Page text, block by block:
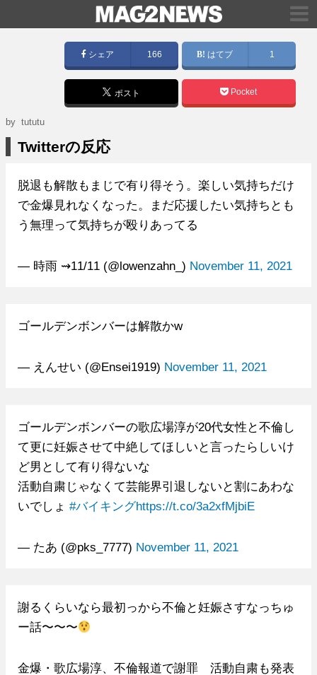
シェア 166 はてブ 1
ポスト Pocket
by tututu
Twitterの反応
脱退も解散もまじで有り得そう。楽しい気持ちだけ
で金爆見れなくなった。まだ応援したい気持ちとも
う無理って気持ちが殴りあってる
— 時雨︎ ⇝11/11 (@lowenzahn_) November 11, 2021
ゴールデンボンバーは解散かw
— えんせい (@Ensei1919) November 11, 2021
ゴールデンボンバーの歌広場淳が20代女性と不倫し
て更に妊娠させて中絶してほしいと言ったらしいけ
ど男として有り得ないな
活動自粛じゃなくて芸能界引退しないと割にあわな
いでしょ #バイキングhttps://t.co/3a2xfMjbiE
— たあ (@pks_7777) November 11, 2021
謝るくらいなら最初っから不倫と妊娠さすなっちゅ
ー話〜〜〜
金爆・歌広場淳、不倫報道で謝罪 活動自粛も発表